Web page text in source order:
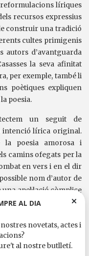
líriques
recursos expressius
construir una tradició
cultes primigenis
autors d’avantguarda
la seva afinitat
per exemple, també li
poètiques expliquen
poesia.
un seguit de
intenció lírica original.
la poesia amorosa i
camins ofegats per la
en vers i en el dir
nom d’autor de
apel·lació còmplice
Hi ha homenatges
com dues de les
poètica: l’un com
i amorosa
d’art pictòric
AL DIA
novetats, actes i
al nostre butlletí.